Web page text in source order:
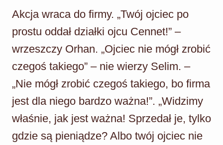
Akcja wraca do firmy. „Twój ojciec po
prostu oddał działki ojcu Cennet!” –
wrzeszczy Orhan. „Ojciec nie mógł zrobić
czegoś takiego” – nie wierzy Selim. –
„Nie mógł zrobić czegoś takiego, bo firma
jest dla niego bardzo ważna!”. „Widzimy
właśnie, jak jest ważna! Sprzedał je, tylko
gdzie są pieniądze? Albo twój ojciec nie